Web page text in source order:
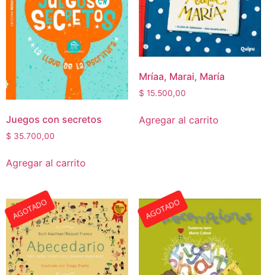
Juegos con secretos
$ 35.700,00
Agregar al carrito
Mríaa, Marai, María
$ 15.500,00
Agregar al carrito
AGOTADO AGOTADO